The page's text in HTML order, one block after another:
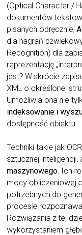
(Optical Character /
dokumentów
pisanych odręcznie,
dla nagrań
Recognition) dla
reprezentację
jest? W skrócie
XML o określonej
Umożliwia ona nie
indeksowanie i
dostępność obiektu.
Techniki takie jak
sztucznej inteligencji,
maszynowego . Ich
mocy obliczeniowej
potrzebnych do
procesie
Rozwiązania z tej
wykorzystaniem